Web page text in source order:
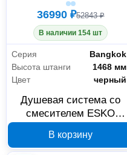
36990 ₽52843 ₽
В наличии 154 шт
Серия
Bangkok
Высота штанги
1468 мм
Цвет
черный
Душевая система со
смесителем ESKO
ST250BGB
В корзину